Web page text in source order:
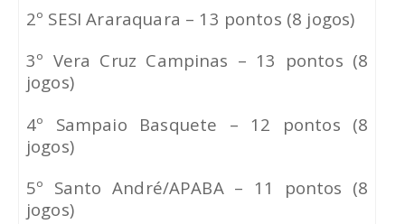
2º SESI Araraquara – 13 pontos (8 jogos)
3º Vera Cruz Campinas – 13 pontos (8
jogos)
4º Sampaio Basquete – 12 pontos (8
jogos)
5º Santo André/APABA – 11 pontos (8
jogos)